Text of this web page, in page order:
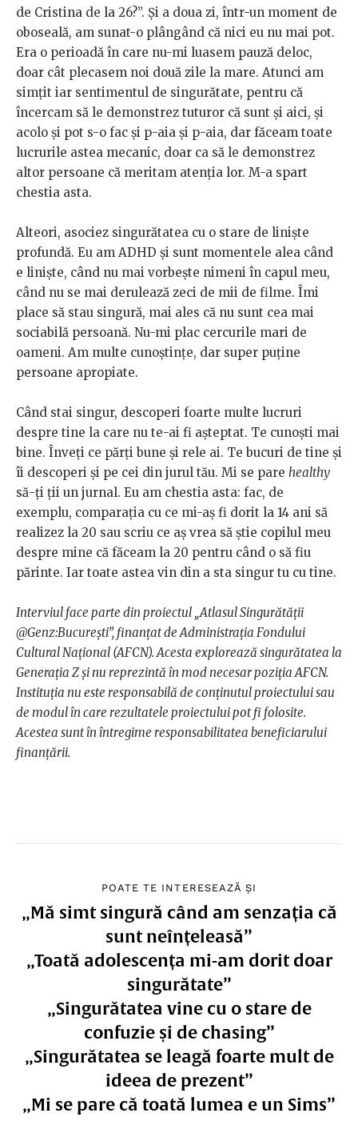
de Cristina de la 26?”. Și a doua zi, într-un moment de
oboseală, am sunat-o plângând că nici eu nu mai pot.
Era o perioadă în care nu-mi luasem pauză deloc,
doar cât plecasem noi două zile la mare. Atunci am
simțit iar sentimentul de singurătate, pentru că
încercam să le demonstrez tuturor că sunt și aici, și
acolo și pot s-o fac și p-aia și p-aia, dar făceam toate
lucrurile astea mecanic, doar ca să le demonstrez
altor persoane că meritam atenția lor. M-a spart
chestia asta.
Alteori, asociez singurătatea cu o stare de liniște
profundă. Eu am ADHD și sunt momentele alea când
e liniște, când nu mai vorbește nimeni în capul meu,
când nu se mai derulează zeci de mii de filme. Îmi
place să stau singură, mai ales că nu sunt cea mai
sociabilă persoană. Nu-mi plac cercurile mari de
oameni. Am multe cunoștințe, dar super puține
persoane apropiate.
Când stai singur, descoperi foarte multe lucruri
despre tine la care nu te-ai fi așteptat. Te cunoști mai
bine. Înveți ce părți bune și rele ai. Te bucuri de tine și
îi descoperi și pe cei din jurul tău. Mi se pare healthy
să-ți ții un jurnal. Eu am chestia asta: fac, de
exemplu, comparația cu ce mi-aș fi dorit la 14 ani să
realizez la 20 sau scriu ce aș vrea să știe copilul meu
despre mine că făceam la 20 pentru când o să fiu
părinte. Iar toate astea vin din a sta singur tu cu tine.
Interviul face parte din proiectul „Atlasul Singurătății
@Genz:Bucureşti”, finanțat de Administrația Fondului
Cultural Național (AFCN). Acesta explorează singurătatea la
Generația Z şi nu reprezintă în mod necesar poziția AFCN.
Instituția nu este responsabilă de conținutul proiectului sau
de modul în care rezultatele proiectului pot fi folosite.
Acestea sunt în întregime responsabilitatea beneficiarului
finanțării.
POATE TE INTERESEAZĂ ȘI
„Mă simt singură când am senzația că
sunt neînțeleasă”
„Toată adolescența mi-am dorit doar
singurătate”
„Singurătatea vine cu o stare de
confuzie și de chasing”
„Singurătatea se leagă foarte mult de
ideea de prezent”
„Mi se pare că toată lumea e un Sims”